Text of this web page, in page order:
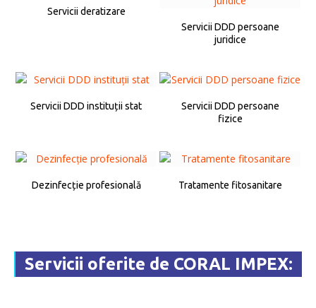
Servicii deratizare
Servicii DDD persoane
juridice
Servicii DDD instituții stat
Servicii DDD persoane
fizice
Dezinfecție profesională Tratamente fitosanitare
Servicii oferite de CORAL IMPEX: